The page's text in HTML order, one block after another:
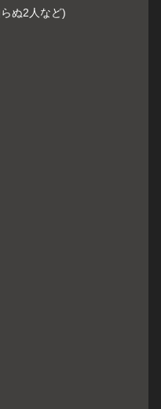
ぬ2人など)